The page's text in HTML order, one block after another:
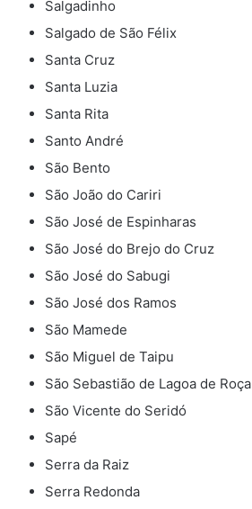
Salgadinho
Salgado de São Félix
Santa Cruz
Santa Luzia
Santa Rita
Santo André
São Bento
São João do Cariri
São José de Espinharas
São José do Brejo do Cruz
São José do Sabugi
São José dos Ramos
São Mamede
São Miguel de Taipu
São Sebastião de Lagoa de Roça
São Vicente do Seridó
Sapé
Serra da Raiz
Serra Redonda